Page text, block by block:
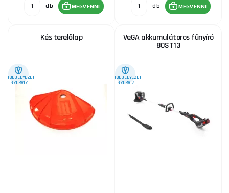
db MEGVENNI db MEGVENNI
Kés terelőlap
ENGEDÉLYEZETT
SZERVIZ
VeGA akkumulátoros fűnyíró
80ST13
ENGEDÉLYEZETT
SZERVIZ